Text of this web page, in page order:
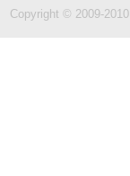
Copyright © 2009-2010